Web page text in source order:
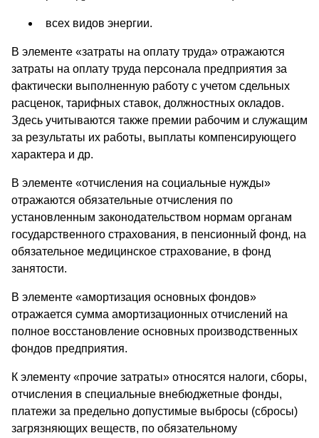
всех видов энергии.
В элементе «затраты на оплату труда» отражаются
затраты на оплату труда персонала предприятия за
фактически выполненную работу с учетом сдельных
расценок, тарифных ставок, должностных окладов.
Здесь учитываются также премии рабочим и служащим
за результаты их работы, выплаты компенсирующего
характера и др.
В элементе «отчисления на социальные нужды»
отражаются обязательные отчисления по
установленным законодательством нормам органам
государственного страхования, в пенсионный фонд, на
обязательное медицинское страхование, в фонд
занятости.
В элементе «амортизация основных фондов»
отражается сумма амортизационных отчислений на
полное восстановление основных производственных
фондов предприятия.
К элементу «прочие затраты» относятся налоги, сборы,
отчисления в специальные внебюджетные фонды,
платежи за предельно допустимые выбросы (сбросы)
загрязняющих веществ, по обязательному